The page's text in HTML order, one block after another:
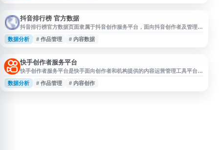
抖音排行榜 官方数据
抖音排行榜官方数据页面隶属于抖音创作服务平台，面向抖音创作者及管理机
构提供排行榜与数据参考服务。平台支持授权管理、内容管理、互动管理、数
据管理、作品管理等功能，帮助用户了解抖音内容表现、创作趋势及运营数
数据分析 # 作品管理 # 内容数据
快手创作者服务平台
快手创作者服务平台是快手面向创作者和机构提供的内容运营管理工具平台，
支持高清视频上传、作品管理、数据分析、内容生产辅助等功能。平台结合快
手生态资源与热点趋势信息，帮助用户了解内容表现、优化创作方向、提升账
数据分析 # 作品管理 # 内容创作